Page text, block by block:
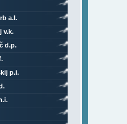
a.l.
v.k.
d.p.
p.i.